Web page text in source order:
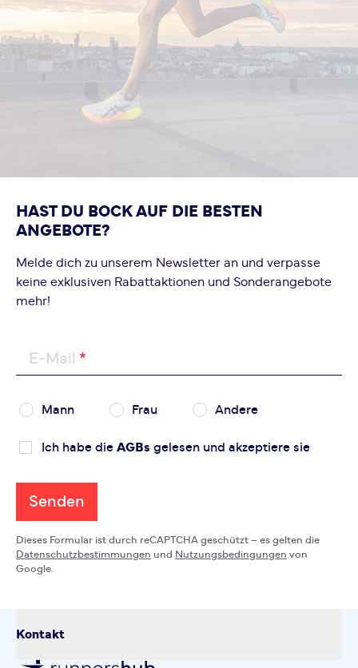
HAST DU BOCK AUF DIE BESTEN
ANGEBOTE?
Melde dich zu unserem Newsletter an und verpasse
keine exklusiven Rabattaktionen und Sonderangebote
mehr!
E-Mail
Mann Frau Andere
Ich habe die AGBs gelesen und akzeptiere sie
Senden
Dieses Formular ist durch reCAPTCHA geschützt – es gelten die
Datenschutzbestimmungen und Nutzungsbedingungen von
Google.
Kontakt